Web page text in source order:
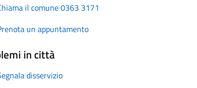
il comune 0363 3171
un appuntamento
in città
disservizio